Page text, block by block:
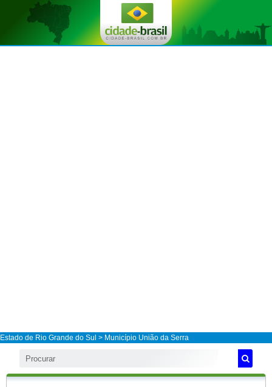
Estado de Rio Grande do Sul > Município União da Serra